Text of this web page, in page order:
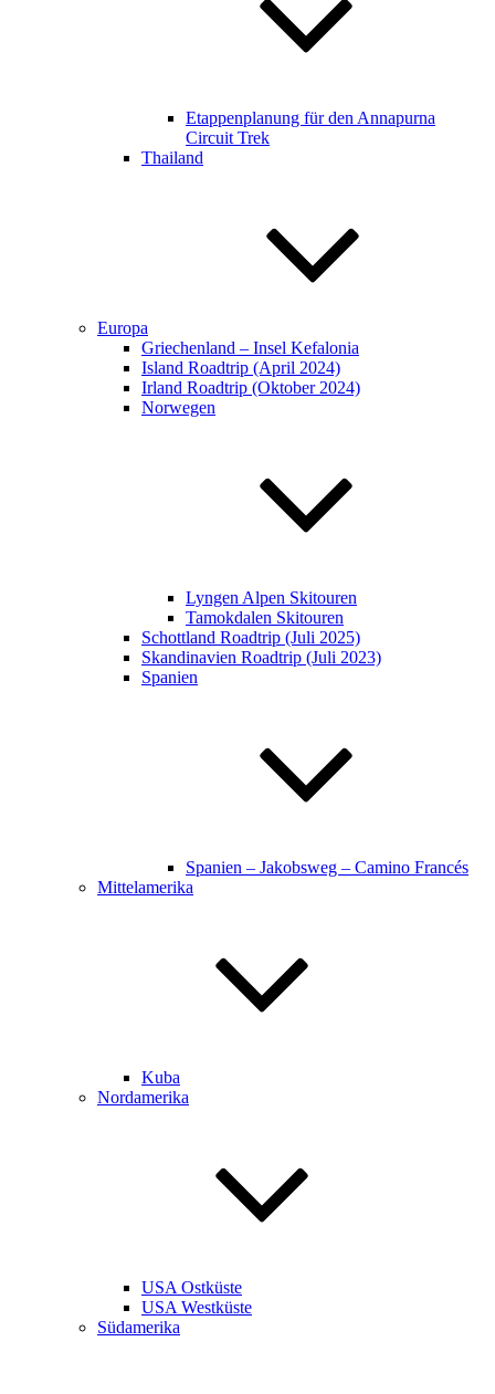
Etappenplanung für den Annapurna
Circuit Trek​​
Thailand
Europa
Griechenland – Insel Kefalonia
Island Roadtrip (April 2024)
Irland Roadtrip (Oktober 2024)
Norwegen
Lyngen Alpen Skitouren
Tamokdalen Skitouren
Schottland Roadtrip (Juli 2025)
Skandinavien Roadtrip (Juli 2023)
Spanien
Spanien – Jakobsweg – Camino Francés
Mittelamerika
Kuba
Nordamerika
USA Ostküste
USA Westküste
Südamerika